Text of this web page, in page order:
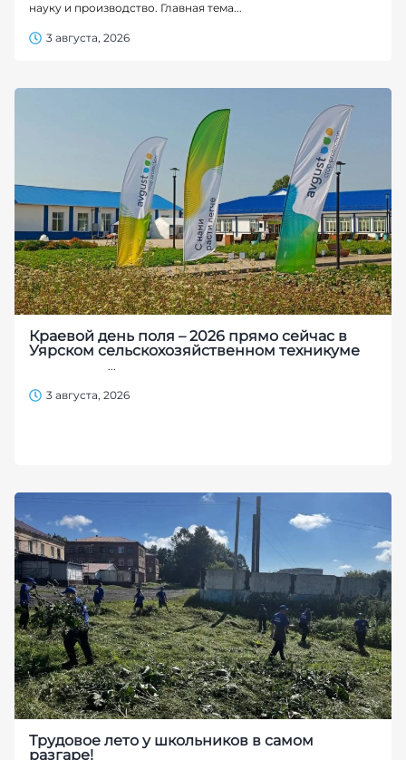
науку и производство. Главная тема...
3 августа, 2026
Краевой день поля – 2026 прямо сейчас в
Уярском сельскохозяйственном техникуме
...
3 августа, 2026
Трудовое лето у школьников в самом
разгаре!